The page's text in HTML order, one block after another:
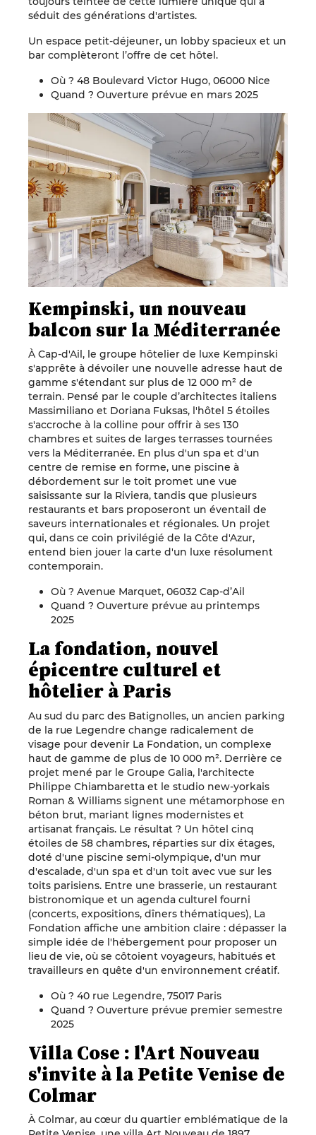
séduit des générations d'artistes.
Un espace petit-déjeuner, un lobby spacieux et un
bar complèteront l’offre de cet hôtel.
Où ? 48 Boulevard Victor Hugo, 06000 Nice
Quand ? Ouverture prévue en mars 2025
Kempinski, un nouveau
balcon sur la Méditerranée
À Cap-d'Ail, le groupe hôtelier de luxe Kempinski
s'apprête à dévoiler une nouvelle adresse haut de
gamme s'étendant sur plus de 12 000 m² de
terrain. Pensé par le couple d’architectes italiens
Massimiliano et Doriana Fuksas, l'hôtel 5 étoiles
s'accroche à la colline pour offrir à ses 130
chambres et suites de larges terrasses tournées
vers la Méditerranée. En plus d'un spa et d'un
centre de remise en forme, une piscine à
débordement sur le toit promet une vue
saisissante sur la Riviera, tandis que plusieurs
restaurants et bars proposeront un éventail de
saveurs internationales et régionales. Un projet
qui, dans ce coin privilégié de la Côte d'Azur,
entend bien jouer la carte d'un luxe résolument
contemporain.
Où ? Avenue Marquet, 06032 Cap-d’Ail
Quand ? Ouverture prévue au printemps
2025
La fondation, nouvel
épicentre culturel et
hôtelier à Paris
Au sud du parc des Batignolles, un ancien parking
de la rue Legendre change radicalement de
visage pour devenir La Fondation, un complexe
haut de gamme de plus de 10 000 m². Derrière ce
projet mené par le Groupe Galia, l'architecte
Philippe Chiambaretta et le studio new-yorkais
Roman & Williams signent une métamorphose en
béton brut, mariant lignes modernistes et
artisanat français. Le résultat ? Un hôtel cinq
étoiles de 58 chambres, réparties sur dix étages,
doté d'une piscine semi-olympique, d'un mur
d'escalade, d'un spa et d'un toit avec vue sur les
toits parisiens. Entre une brasserie, un restaurant
bistronomique et un agenda culturel fourni
(concerts, expositions, dîners thématiques), La
Fondation affiche une ambition claire : dépasser la
simple idée de l'hébergement pour proposer un
lieu de vie, où se côtoient voyageurs, habitués et
travailleurs en quête d'un environnement créatif.
Où ? 40 rue Legendre, 75017 Paris
Quand ? Ouverture prévue premier semestre
2025
Villa Cose : l'Art Nouveau
s'invite à la Petite Venise de
Colmar
À Colmar, au cœur du quartier emblématique de la